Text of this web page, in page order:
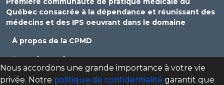
Québec consacrée à la dépendance et réunissant des
médecins et des IPS oeuvrant dans le domaine
À propos de la CPMD
Devenir membre
Se connecter
Nous accordons une grande importance à votre vie
privée. Notre politique de confidentialité garantit que